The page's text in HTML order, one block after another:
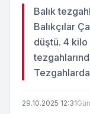
Balık
Balıkçılar
düştü. 4 kilo
29.10.2025 12:31